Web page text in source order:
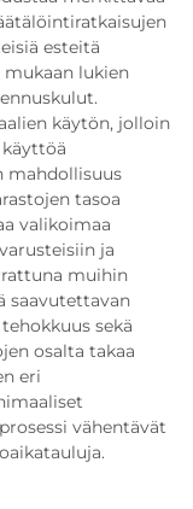
esteitä
lukien
käytön, jolloin
mahdollisuus
tasoa
valikoimaa
ja
muihin
saavutettavan
sekä
osalta takaa
eri
vähentävät